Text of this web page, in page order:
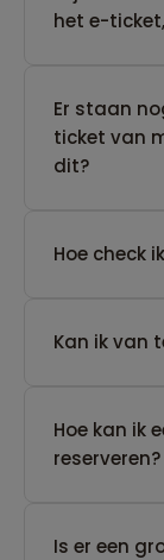
het e-
Er staan
ticket van
dit?
Hoe check
Kan ik van
Hoe kan ik
reserveren?
Is er een